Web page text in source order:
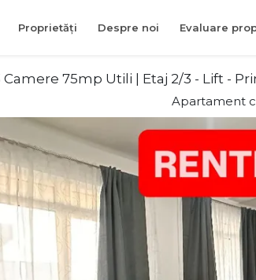
Proprietăți Despre noi Evaluare
75mp Utili | Etaj 2/3 - Lift -
Apartament